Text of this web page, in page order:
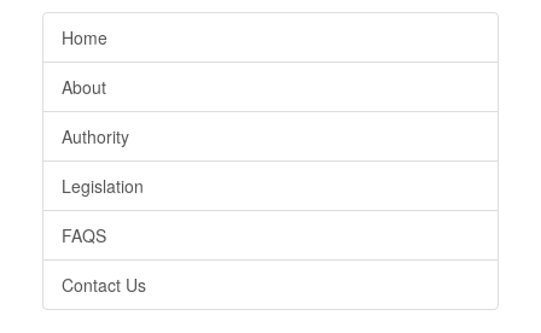
Home
About
Authority
Legislation
FAQS
Contact Us